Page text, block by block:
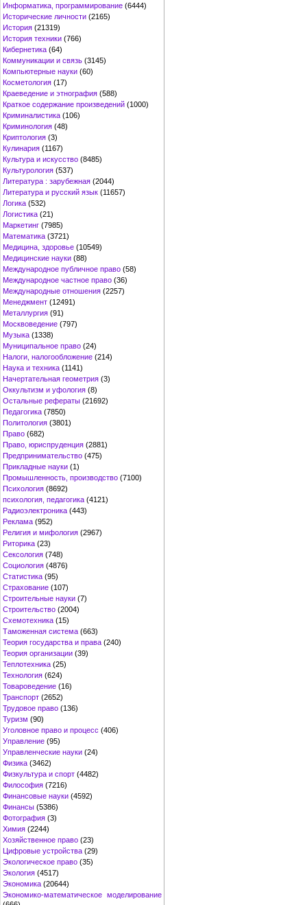
Информатика, программирование (6444)
Исторические личности (2165)
История (21319)
История техники (766)
Кибернетика (64)
Коммуникации и связь (3145)
Компьютерные науки (60)
Косметология (17)
Краеведение и этнография (588)
Краткое содержание произведений (1000)
Криминалистика (106)
Криминология (48)
Криптология (3)
Кулинария (1167)
Культура и искусство (8485)
Культурология (537)
Литература : зарубежная (2044)
Литература и русский язык (11657)
Логика (532)
Логистика (21)
Маркетинг (7985)
Математика (3721)
Медицина, здоровье (10549)
Медицинские науки (88)
Международное публичное право (58)
Международное частное право (36)
Международные отношения (2257)
Менеджмент (12491)
Металлургия (91)
Москвоведение (797)
Музыка (1338)
Муниципальное право (24)
Налоги, налогообложение (214)
Наука и техника (1141)
Начертательная геометрия (3)
Оккультизм и уфология (8)
Остальные рефераты (21692)
Педагогика (7850)
Политология (3801)
Право (682)
Право, юриспруденция (2881)
Предпринимательство (475)
Прикладные науки (1)
Промышленность, производство (7100)
Психология (8692)
психология, педагогика (4121)
Радиоэлектроника (443)
Реклама (952)
Религия и мифология (2967)
Риторика (23)
Сексология (748)
Социология (4876)
Статистика (95)
Страхование (107)
Строительные науки (7)
Строительство (2004)
Схемотехника (15)
Таможенная система (663)
Теория государства и права (240)
Теория организации (39)
Теплотехника (25)
Технология (624)
Товароведение (16)
Транспорт (2652)
Трудовое право (136)
Туризм (90)
Уголовное право и процесс (406)
Управление (95)
Управленческие науки (24)
Физика (3462)
Физкультура и спорт (4482)
Философия (7216)
Финансовые науки (4592)
Финансы (5386)
Фотография (3)
Химия (2244)
Хозяйственное право (23)
Цифровые устройства (29)
Экологическое право (35)
Экология (4517)
Экономика (20644)
Экономико-математическое моделирование